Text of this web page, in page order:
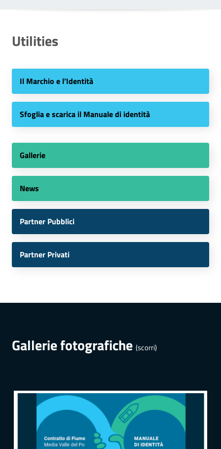
Utilities
Il Marchio e l’Identità
Sfoglia e scarica il Manuale di identità
Gallerie
News
Partner Pubblici
Partner Privati
Gallerie fotografiche (scorri)